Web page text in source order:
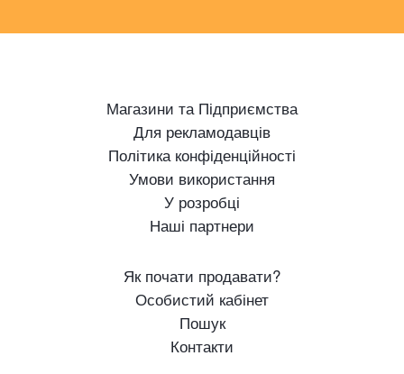
Магазини та Підприємства
Для рекламодавців
Політика конфіденційності
Умови використання
У розробці
Наші партнери
Як почати продавати?
Особистий кабінет
Пошук
Контакти